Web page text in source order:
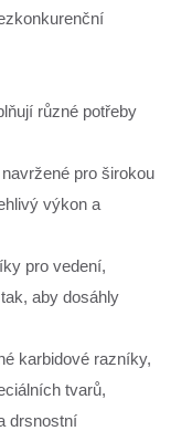
různé potřeby
pro širokou
výkon a
pro vedení,
aby dosáhly
karbidové razníky,
tvarů,
drsnostní